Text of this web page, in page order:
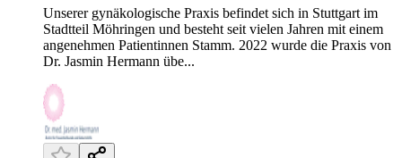
Unserer gynäkologische Praxis befindet sich in Stuttgart im
Stadtteil Möhringen und besteht seit vielen Jahren mit einem
angenehmen Patientinnen Stamm. 2022 wurde die Praxis von
Dr. Jasmin Hermann übe...